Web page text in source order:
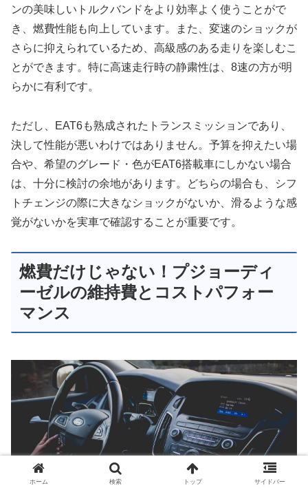
ンの美味しいトルクバンドをより効率よく使うことがで
き、燃費性能も向上しています。また、変速のショックが
さらに抑えられているため、高級感のある走りを楽しむこ
とができます。特に高速走行時の静粛性は、8速の方が明
らかに有利です。
ただし、EAT6も熟成されたトランスミッションであり、
決して性能が悪いわけではありません。予算を抑えたい場
合や、希望のグレード・色がEAT6搭載車にしかない場合
は、十分に検討の余地があります。どちらの場合も、シフ
トチェンジの際に大きなショックがないか、滑るような感
覚がないかを実車で確認することが重要です。
燃費だけじゃない！プジョーディ
ーゼルの維持費とコストパフォー
マンス
ホーム 検索 トップ サイドバー